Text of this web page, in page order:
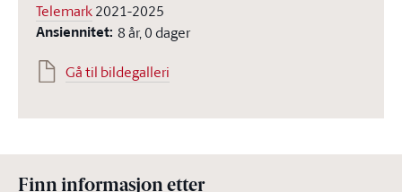
Telemark2021-2025
Ansiennitet: 8 år, 0 dager
Gå til bildegalleri
Finn informasjon etter